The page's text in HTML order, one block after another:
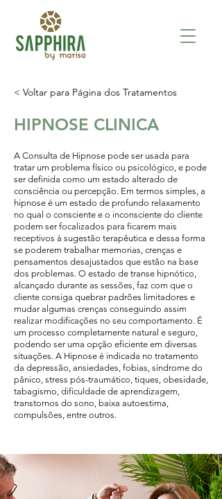
< Voltar para Página dos Tratamentos
HIPNOSE CLINICA
A Consulta de Hipnose pode ser usada para
tratar um problema físico ou psicológico, e pode
ser definida como um estado alterado de
consciência ou percepção. Em termos simples, a
hipnose é um estado de profundo relaxamento
no qual o consciente e o inconsciente do cliente
podem ser focalizados para ficarem mais
receptivos à sugestão terapêutica e dessa forma
se poderem trabalhar memorias, crenças e
pensamentos desajustados que estão na base
dos problemas. O estado de transe hipnótico,
alcançado durante as sessões, faz com que o
cliente consiga quebrar padrões limitadores e
mudar algumas crenças conseguindo assim
realizar modificações no seu comportamento. É
um processo completamente natural e seguro,
podendo ser uma opção eficiente em diversas
situações. A Hipnose é indicada no tratamento
da depressão, ansiedades, fobias, síndrome do
pânico, stress pós-traumático, tiques, obesidade,
tabagismo, dificuldade de aprendizagem,
transtornos do sono, baixa autoestima,
compulsões, entre outros.